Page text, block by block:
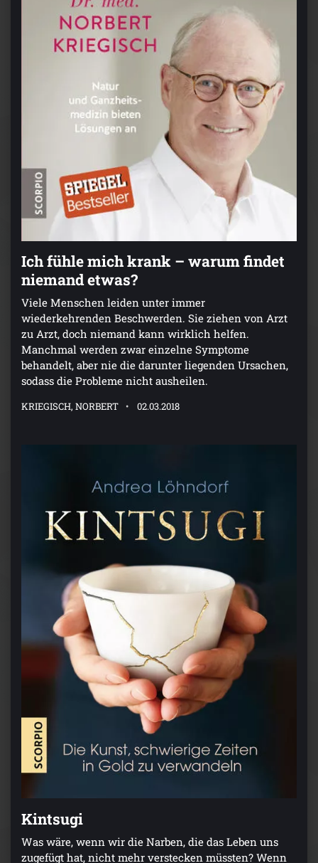
Ich fühle mich krank – warum findet
niemand etwas?
Viele Menschen leiden unter immer
wiederkehrenden Beschwerden. Sie ziehen von Arzt
zu Arzt, doch niemand kann wirklich helfen.
Manchmal werden zwar einzelne Symptome
behandelt, aber nie die darunter liegenden Ursachen,
sodass die Probleme nicht ausheilen.
KRIEGISCH, NORBERT 02.03.2018
Kintsugi
Was wäre, wenn wir die Narben, die das Leben uns
zugefügt hat, nicht mehr verstecken müssten? Wenn